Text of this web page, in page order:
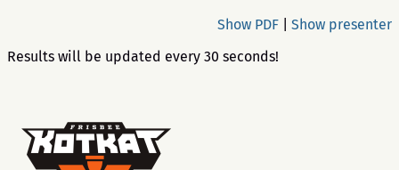
Show presenter
Show PDF
Results will be updated every 30 seconds!